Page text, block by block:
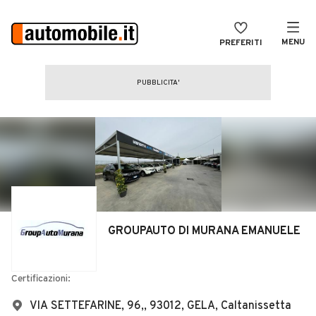
PREFERITI MENU
CERCA
Auto usate
Auto Km 0
Auto Nuove
Noleggio a lungo termine
Auto d'epoca
MAGAZINE
GROUPAUTO DI MURANA EMANUELE
Certificazioni:
VIA SETTEFARINE, 96,, 93012, GELA, Caltanissetta